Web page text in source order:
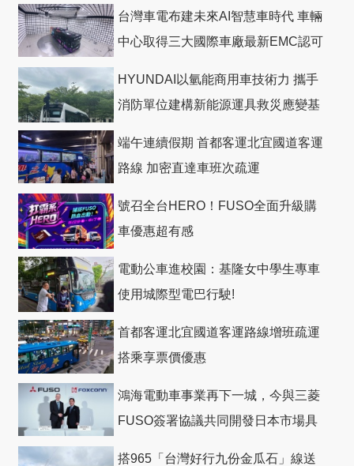
台灣車電布建未來AI智慧車時代 車輛
中心取得三大國際車廠最新EMC認可
HYUNDAI以氫能商用車技術力 攜手
消防單位建構新能源運具救災應變基
端午連續假期 首都客運北宜國道客運
路線 加密直達車班次疏運
號召全台HERO！FUSO全面升級購
車優惠超有感
電動公車進校園：基隆女中學生專車
使用城際型電巴行駛!
首都客運北宜國道客運路線增班疏運
搭乘享票價優惠
鴻海電動車事業再下一城，今與三菱
FUSO簽署協議共同開發日本市場具
搭965「台灣好行九份金瓜石」線送